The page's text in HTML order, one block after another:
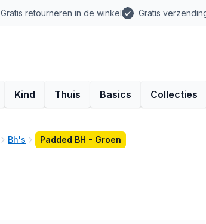
Gratis retourneren in de winkel Gratis
Kind Thuis Basics Collecties
Bh's Padded BH - Groen